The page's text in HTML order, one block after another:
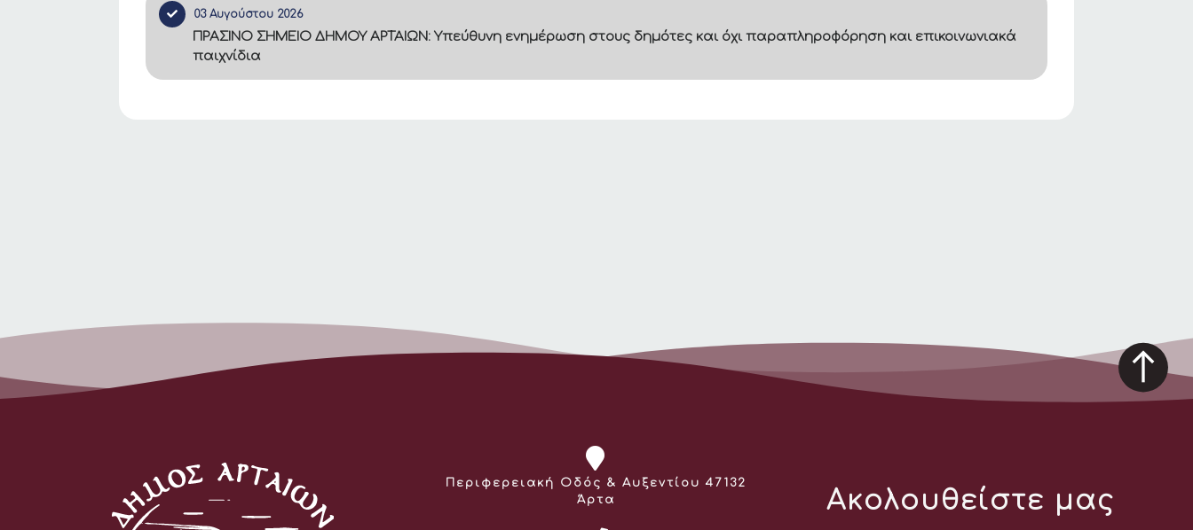
03 Αυγούστου 2026
ΠΡΑΣΙΝΟ ΣΗΜΕΙΟ ΔΗΜΟΥ ΑΡΤΑΙΩΝ: Υπεύθυνη ενημέρωση στους δημότες και όχι παραπληροφόρηση και επικοινωνιακά
παιχνίδια
Διεύθυνση:
Περιφερειακή Οδός & Αυξεντίου 47132
Άρτα
Ακολουθείστε μας